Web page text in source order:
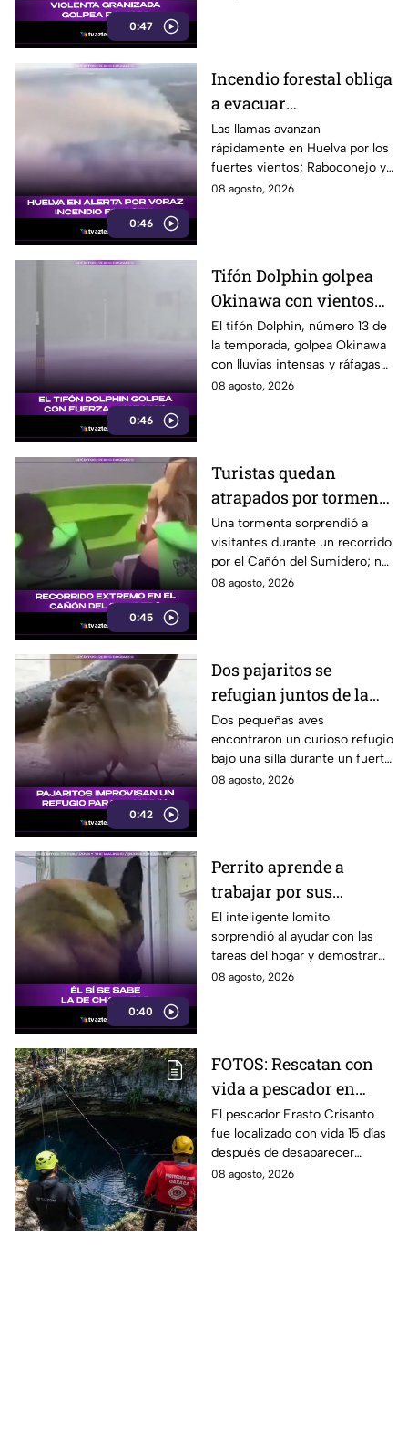
0:47
0:46
Incendio forestal obliga
a evacuar
comunidades en
Huelva
Las llamas avanzan
rápidamente en Huelva por los
fuertes vientos; Raboconejo y
Caballón fueron evacuadas
08 agosto, 2026
0:46
Tifón Dolphin golpea
Okinawa con vientos
de hasta 157 km/h
El tifón Dolphin, número 13 de
la temporada, golpea Okinawa
con lluvias intensas y ráfagas
de hasta 157 kilómetros por
08 agosto, 2026
0:45
Turistas quedan
atrapados por tormenta
en el Cañón del
Sumidero
Una tormenta sorprendió a
visitantes durante un recorrido
por el Cañón del Sumidero; no
se reportaron personas heridas
08 agosto, 2026
0:42
Dos pajaritos se
refugian juntos de la
lluvia y se vuelven
virales
Dos pequeñas aves
encontraron un curioso refugio
bajo una silla durante un fuerte
aguacero y conmovieron a
08 agosto, 2026
0:40
Perrito aprende a
trabajar por sus
premios y se vuelve
viral
El inteligente lomito
sorprendió al ayudar con las
tareas del hogar y demostrar
que ya conoce la fórmula:
08 agosto, 2026
FOTOS: Rescatan con
vida a pescador en
cenote a 100 metros de
profundidad;
sobrevivió 15 días
El pescador Erasto Crisanto
fue localizado con vida 15 días
después de desaparecer
mientras pescaba en un
08 agosto, 2026